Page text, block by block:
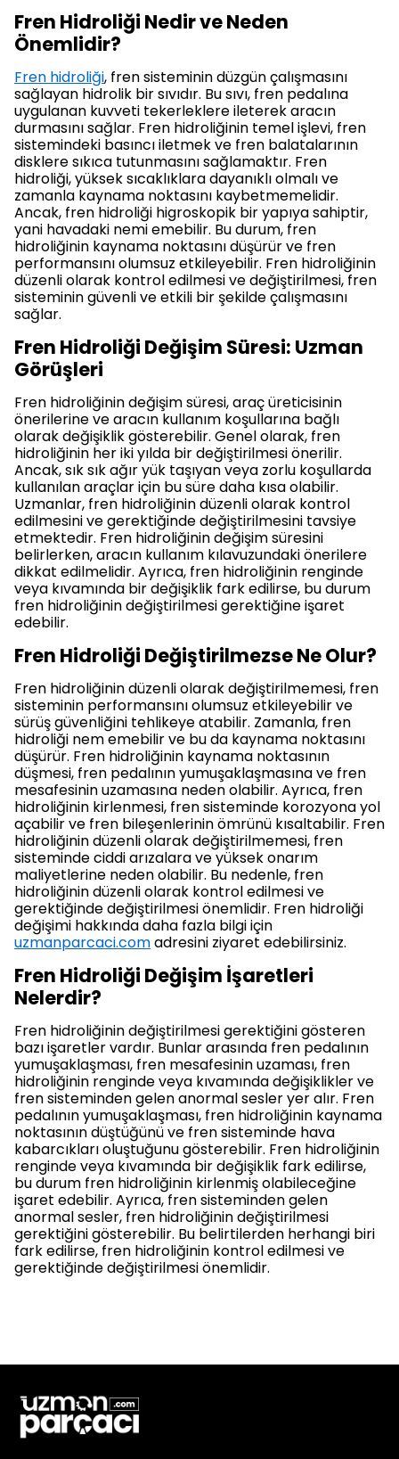
Fren Hidroliği Nedir ve Neden
Önemlidir?
Fren hidroliği, fren sisteminin düzgün çalışmasını
sağlayan hidrolik bir sıvıdır. Bu sıvı, fren pedalına
uygulanan kuvveti tekerleklere ileterek aracın
durmasını sağlar. Fren hidroliğinin temel işlevi, fren
sistemindeki basıncı iletmek ve fren balatalarının
disklere sıkıca tutunmasını sağlamaktır. Fren
hidroliği, yüksek sıcaklıklara dayanıklı olmalı ve
zamanla kaynama noktasını kaybetmemelidir.
Ancak, fren hidroliği higroskopik bir yapıya sahiptir,
yani havadaki nemi emebilir. Bu durum, fren
hidroliğinin kaynama noktasını düşürür ve fren
performansını olumsuz etkileyebilir. Fren hidroliğinin
düzenli olarak kontrol edilmesi ve değiştirilmesi, fren
sisteminin güvenli ve etkili bir şekilde çalışmasını
sağlar.
Fren Hidroliği Değişim Süresi: Uzman
Görüşleri
Fren hidroliğinin değişim süresi, araç üreticisinin
önerilerine ve aracın kullanım koşullarına bağlı
olarak değişiklik gösterebilir. Genel olarak, fren
hidroliğinin her iki yılda bir değiştirilmesi önerilir.
Ancak, sık sık ağır yük taşıyan veya zorlu koşullarda
kullanılan araçlar için bu süre daha kısa olabilir.
Uzmanlar, fren hidroliğinin düzenli olarak kontrol
edilmesini ve gerektiğinde değiştirilmesini tavsiye
etmektedir. Fren hidroliğinin değişim süresini
belirlerken, aracın kullanım kılavuzundaki önerilere
dikkat edilmelidir. Ayrıca, fren hidroliğinin renginde
veya kıvamında bir değişiklik fark edilirse, bu durum
fren hidroliğinin değiştirilmesi gerektiğine işaret
edebilir.
Fren Hidroliği Değiştirilmezse Ne Olur?
Fren hidroliğinin düzenli olarak değiştirilmemesi, fren
sisteminin performansını olumsuz etkileyebilir ve
sürüş güvenliğini tehlikeye atabilir. Zamanla, fren
hidroliği nem emebilir ve bu da kaynama noktasını
düşürür. Fren hidroliğinin kaynama noktasının
düşmesi, fren pedalının yumuşaklaşmasına ve fren
mesafesinin uzamasına neden olabilir. Ayrıca, fren
hidroliğinin kirlenmesi, fren sisteminde korozyona yol
açabilir ve fren bileşenlerinin ömrünü kısaltabilir. Fren
hidroliğinin düzenli olarak değiştirilmemesi, fren
sisteminde ciddi arızalara ve yüksek onarım
maliyetlerine neden olabilir. Bu nedenle, fren
hidroliğinin düzenli olarak kontrol edilmesi ve
gerektiğinde değiştirilmesi önemlidir. Fren hidroliği
değişimi hakkında daha fazla bilgi için
uzmanparcaci.comadresini ziyaret edebilirsiniz.
Fren Hidroliği Değişim İşaretleri
Nelerdir?
Fren hidroliğinin değiştirilmesi gerektiğini gösteren
bazı işaretler vardır. Bunlar arasında fren pedalının
yumuşaklaşması, fren mesafesinin uzaması, fren
hidroliğinin renginde veya kıvamında değişiklikler ve
fren sisteminden gelen anormal sesler yer alır. Fren
pedalının yumuşaklaşması, fren hidroliğinin kaynama
noktasının düştüğünü ve fren sisteminde hava
kabarcıkları oluştuğunu gösterebilir. Fren hidroliğinin
renginde veya kıvamında bir değişiklik fark edilirse,
bu durum fren hidroliğinin kirlenmiş olabileceğine
işaret edebilir. Ayrıca, fren sisteminden gelen
anormal sesler, fren hidroliğinin değiştirilmesi
gerektiğini gösterebilir. Bu belirtilerden herhangi biri
fark edilirse, fren hidroliğinin kontrol edilmesi ve
gerektiğinde değiştirilmesi önemlidir.